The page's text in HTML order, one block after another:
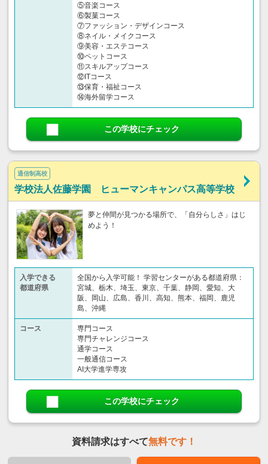
⑤音楽コース
⑥製菓コース
⑦ファッション・デザインコース
⑧ネイル・メイクコース
⑨美容・エステコース
⑩ペットコース
⑪スキルアップコース
⑫ITコース
⑬保育・福祉コース
⑭海外留学コース
この学校にチェック
通信制高校
学校法人佐藤学園 ヒューマンキャンパス高等学校
夢と仲間が見つかる場所で、「自分らしさ」はじ
めよう！
入学できる
都道府県
全国から入学可能！ 学習センターがある都道府県：
宮城、栃木、埼玉、東京、千葉、静岡、愛知、大
阪、岡山、広島、香川、高知、熊本、福岡、鹿児
島、沖縄
コース
専門コース
専門チャレンジコース
通学コース
一般通信コース
AI大学進学専攻
この学校にチェック
資料請求はすべて無料です！